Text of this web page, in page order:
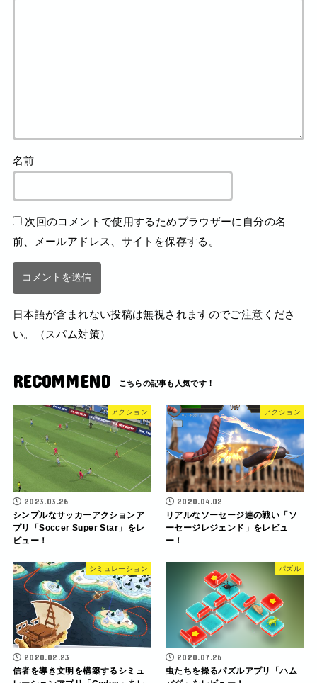
名前
次回のコメントで使用するためブラウザーに自分の名
前、メールアドレス、サイトを保存する。
日本語が含まれない投稿は無視されますのでご注意くださ
い。（スパム対策）
RECOMMEND
アクション
2023.03.26
シンプルなサッカーアクションア
プリ「Soccer Super Star」をレ
ビュー！
アクション
2020.04.02
リアルなソーセージ達の戦い「ソ
ーセージレジェンド」をレビュ
ー！
シミュレーション
2020.02.23
信者を導き文明を構築するシミュ
パズル
2020.07.26
虫たちを操るパズルアプリ「ハム